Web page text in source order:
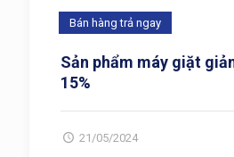
Bán hàng trả ngay
Sản phẩm máy giặt
15%
21/05/2024